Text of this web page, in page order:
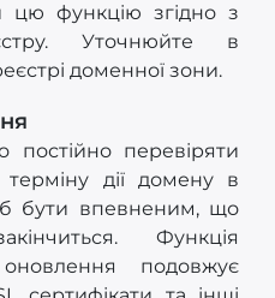
цю функцію згідно з
Уточнюйте в
доменної зони.
постійно перевіряти
терміну дії домену в
бути впевненим, що
Функція
подовжує